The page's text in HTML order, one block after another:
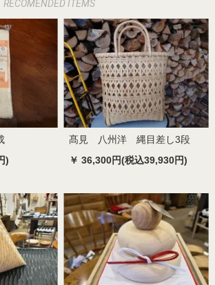
ITEMS
)
髙見 八州洋 縄目差し3段
￥ 36,300円(税込39,930円)